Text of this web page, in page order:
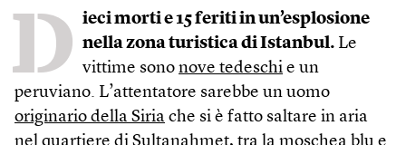
D ieci morti e 15 feriti in un’esplosione
nella zona turistica di Istanbul. Le
vittime sono nove tedeschi e un
peruviano. L’attentatore sarebbe un uomo
originario della Siria che si è fatto saltare in aria